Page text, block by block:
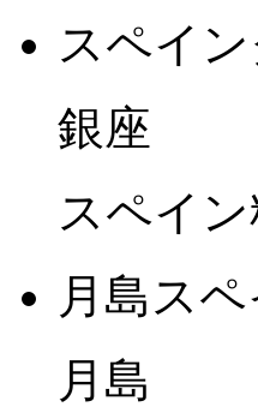
スペイ
銀座
スペイ
月島ス
月島